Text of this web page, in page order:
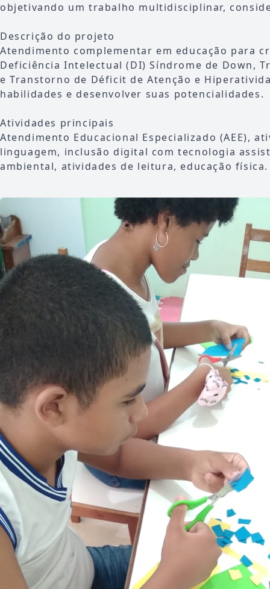
objetivando um trabalho multidisciplinar,
Descrição do projeto
Atendimento complementar em educação para
Deficiência Intelectual (DI) Síndrome de Down,
e Transtorno de Déficit de Atenção e
habilidades e desenvolver suas potencialidades.
Atividades principais
Atendimento Educacional Especializado (AEE),
linguagem, inclusão digital com tecnologia
ambiental, atividades de leitura, educação física.